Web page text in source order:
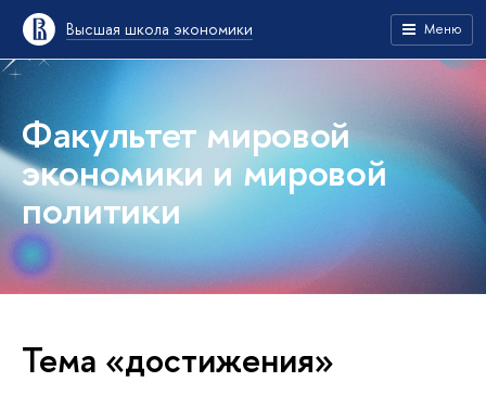
Высшая школа экономики Меню
Факультет мировой
экономики и мировой
политики
Тема «достижения»